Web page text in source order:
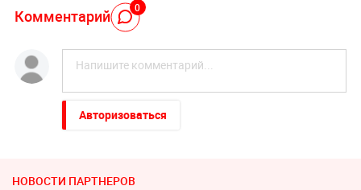
Комментарий 0
Авторизоваться
НОВОСТИ ПАРТНЕРОВ